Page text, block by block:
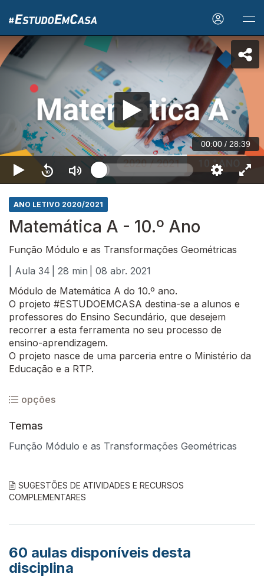
00:00 / 28:39
ANO LETIVO 2020/2021
Matemática A - 10.º Ano
Função Módulo e as Transformações Geométricas
| Aula 34
| 28 min
| 08 abr. 2021
Módulo de Matemática A do 10.º ano.
O projeto #ESTUDOEMCASA destina-se a alunos e
professores do Ensino Secundário, que desejem
recorrer a esta ferramenta no seu processo de
ensino-aprendizagem.
O projeto nasce de uma parceria entre o Ministério da
Educação e a RTP.
opções
Temas
Função Módulo e as Transformações Geométricas
SUGESTÕES DE ATIVIDADES E RECURSOS
COMPLEMENTARES
60 aulas disponíveis desta
disciplina